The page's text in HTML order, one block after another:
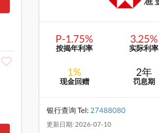
P-1.75%
按揭年利率
3.25%
实际利率
1%
现金回赠
2年
罚息期
银行查询 Tel: 27488080
更新日期: 2026-07-10